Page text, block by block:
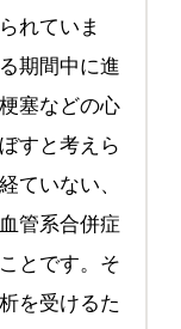
れていま
期間中に進
塞などの心
すと考えら
ていない、
管系合併症
とです。そ
を受けるた